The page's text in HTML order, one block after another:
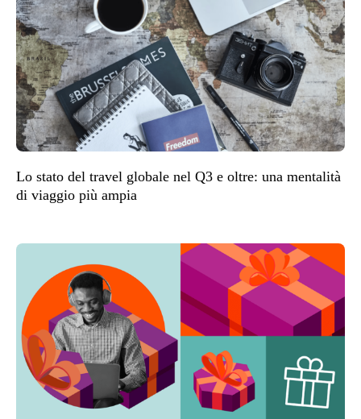
Lo stato del travel globale nel Q3 e oltre: una mentalità
di viaggio più ampia